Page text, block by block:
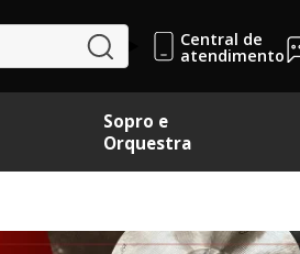
buscar Central de
atendimento
Sopro e
Orquestra